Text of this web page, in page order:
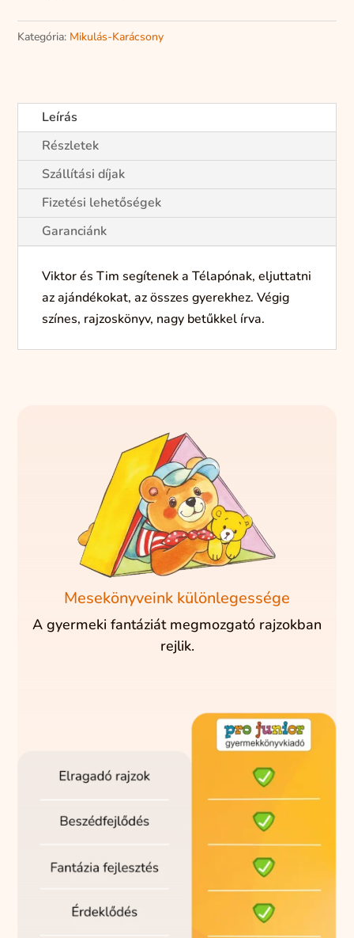
Kategória: Mikulás-Karácsony
Leírás
Részletek
Szállítási díjak
Fizetési lehetőségek
Garanciánk
Viktor és Tim segítenek a Télapónak, eljuttatni
az ajándékokat, az összes gyerekhez. Végig
színes, rajzoskönyv, nagy betűkkel írva.
Mesekönyveink különlegessége
A gyermeki fantáziát megmozgató rajzokban
rejlik.